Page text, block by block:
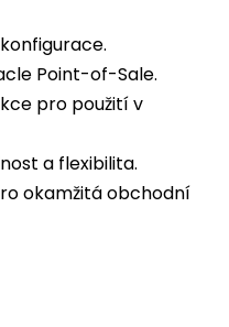
Point-of-Sale.
pro použití v
a flexibilita.
okamžitá obchodní